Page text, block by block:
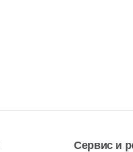
Сервис и